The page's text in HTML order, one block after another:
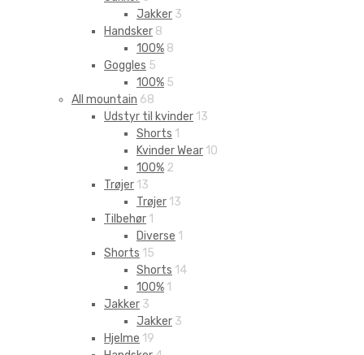
Jakker 3
Handsker 8
100% 8
Goggles 5
100% 5
All mountain 68
Udstyr til kvinder 13
Shorts 1
Kvinder Wear 10
100% 2
Trøjer 13
Trøjer 13
Tilbehør 1
Diverse 1
Shorts 15
Shorts 14
100% 1
Jakker 3
Jakker 3
Hjelme 19